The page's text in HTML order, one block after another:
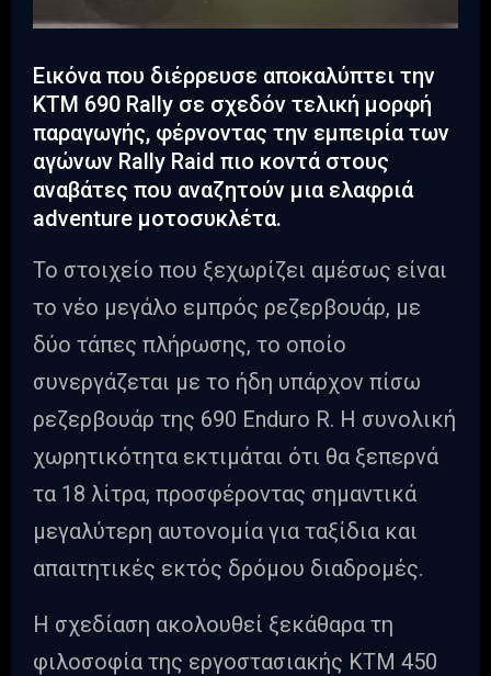
Εικόνα που διέρρευσε αποκαλύπτει την
KTM 690 Rally σε σχεδόν τελική μορφή
παραγωγής, φέρνοντας την εμπειρία των
αγώνων Rally Raid πιο κοντά στους
αναβάτες που αναζητούν μια ελαφριά
adventure μοτοσυκλέτα.
Το στοιχείο που ξεχωρίζει αμέσως είναι
το νέο μεγάλο εμπρός ρεζερβουάρ, με
δύο τάπες πλήρωσης, το οποίο
συνεργάζεται με το ήδη υπάρχον πίσω
ρεζερβουάρ της 690 Enduro R. Η συνολική
χωρητικότητα εκτιμάται ότι θα ξεπερνά
τα 18 λίτρα, προσφέροντας σημαντικά
μεγαλύτερη αυτονομία για ταξίδια και
απαιτητικές εκτός δρόμου διαδρομές.
Η σχεδίαση ακολουθεί ξεκάθαρα τη
φιλοσοφία της εργοστασιακής KTM 450